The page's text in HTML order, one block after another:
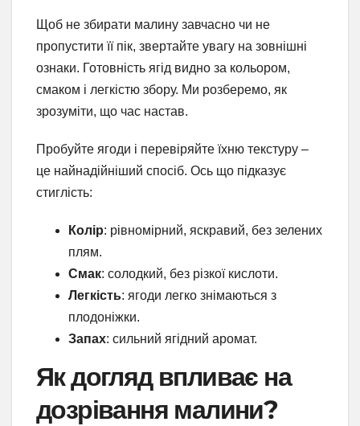
Щоб не збирати малину завчасно чи не
пропустити її пік, звертайте увагу на зовнішні
ознаки. Готовність ягід видно за кольором,
смаком і легкістю збору. Ми розберемо, як
зрозуміти, що час настав.
Пробуйте ягоди і перевіряйте їхню текстуру –
це найнадійніший спосіб. Ось що підказує
стиглість:
Колір: рівномірний, яскравий, без зелених
плям.
Смак: солодкий, без різкої кислоти.
Легкість: ягоди легко знімаються з
плодоніжки.
Запах: сильний ягідний аромат.
Як догляд впливає на
дозрівання малини?